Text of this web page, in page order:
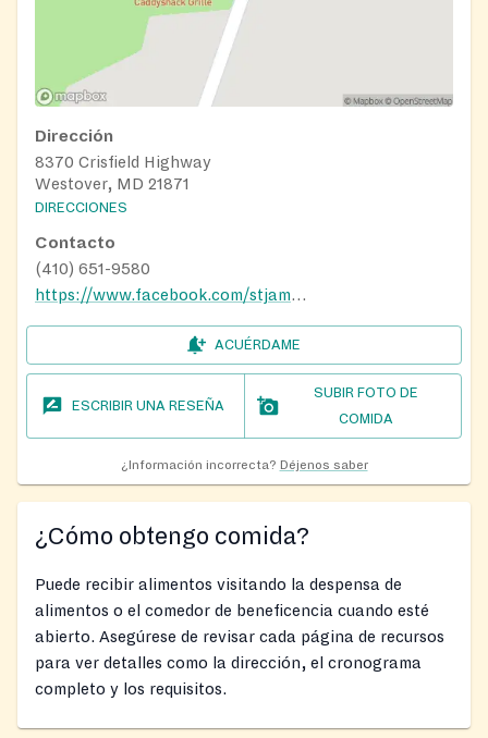
Dirección
8370 Crisfield Highway
Westover, MD 21871
DIRECCIONES
Contacto
(410) 651-9580
https://www.facebook.com/stjameswestover/
ACUÉRDAME
ESCRIBIR UNA RESEÑA
SUBIR FOTO DE
COMIDA
¿Información incorrecta? Déjenos saber
¿Cómo obtengo comida?
Puede recibir alimentos visitando la despensa de
alimentos o el comedor de beneficencia cuando esté
abierto. Asegúrese de revisar cada página de recursos
para ver detalles como la dirección, el cronograma
completo y los requisitos.